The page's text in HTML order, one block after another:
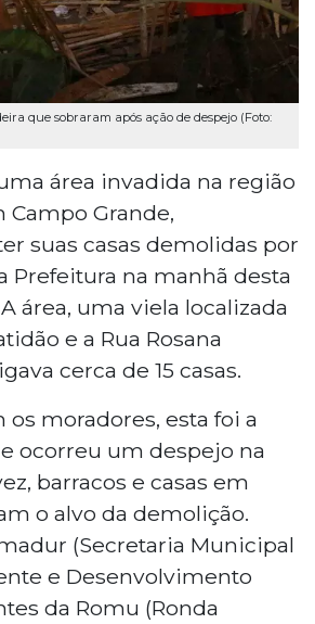
que sobraram após ação de despejo (Foto:
área invadida na região
Campo Grande,
suas casas demolidas por
Prefeitura na manhã desta
área, uma viela localizada
e a Rua Rosana
cerca de 15 casas.
os moradores, esta foi a
ocorreu um despejo na
barracos e casas em
o alvo da demolição.
(Secretaria Municipal
e Desenvolvimento
da Romu (Ronda